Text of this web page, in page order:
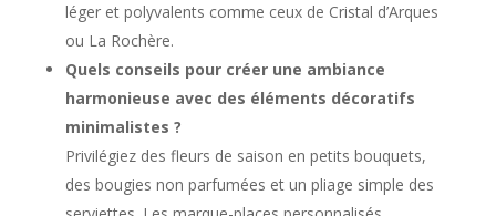
léger et polyvalents comme ceux de Cristal d’Arques
ou La Rochère.
Quels conseils pour créer une ambiance
harmonieuse avec des éléments décoratifs
minimalistes ?
Privilégiez des fleurs de saison en petits bouquets,
des bougies non parfumées et un pliage simple des